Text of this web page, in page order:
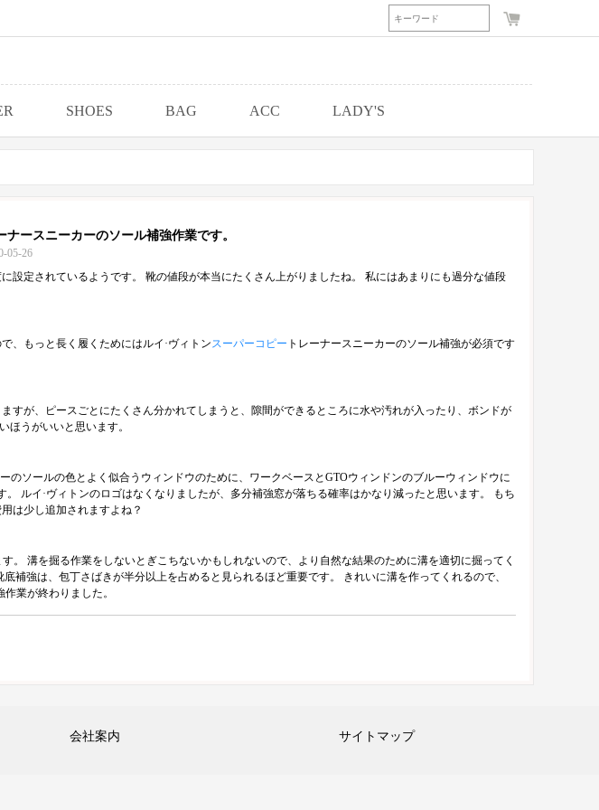
SHOES BAG ACC LADY'S
ースニーカーのソール補強作業です。
05-26
設定されているようです。 靴の値段が本当にたくさん上がりましたね。 私にはあまりにも過分な値段
、もっと長く履くためにはルイ·ヴィトンスーパーコピー トレーナースニーカーのソール補強が必須です
が、ピースごとにたくさん分かれてしまうと、隙間ができるところに水や汚れが入ったり、ボンドが
ほうがいいと思います。
ソールの色とよく似合うウィンドウのために、ワークベースとGTOウィンドンのブルーウィンドウに
ルイ·ヴィトンのロゴはなくなりましたが、多分補強窓が落ちる確率はかなり減ったと思います。 もち
は少し追加されますよね？
溝を掘る作業をしないとぎこちないかもしれないので、より自然な結果のために溝を適切に掘ってく
強は、包丁さばきが半分以上を占めると見られるほど重要です。 きれいに溝を作ってくれるので、
業が終わりました。
会社案内 サイトマップ